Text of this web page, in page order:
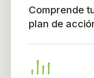
Comprende
plan de